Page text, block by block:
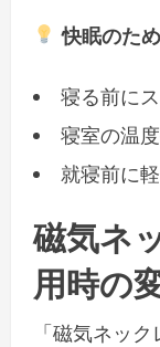
快眠のた
寝る前に
寝室の温
就寝前に
磁気ネ
用時の
「磁気ネッ